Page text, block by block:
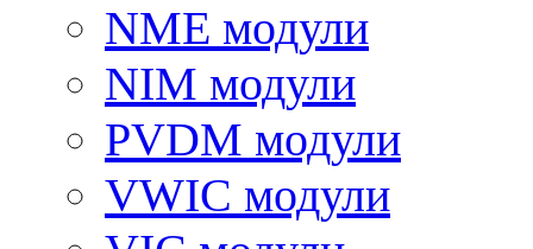
NME модули
NIM модули
PVDM модули
VWIC модули